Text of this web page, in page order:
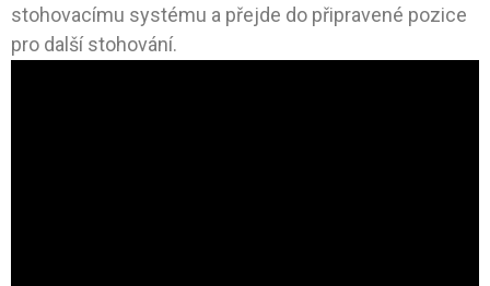
stohovacímu systému a přejde do připravené pozice
pro další stohování.